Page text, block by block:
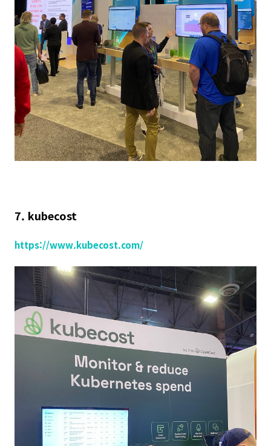
7. kubecost
https://www.kubecost.com/